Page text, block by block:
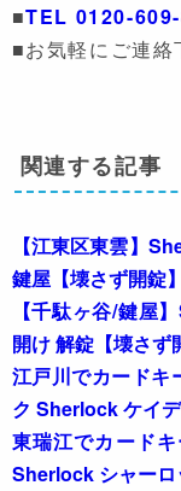
■TEL 0120-
■お気軽にご連絡
関連する記事
【江東区東雲】
鍵屋【壊さず開錠
【千駄ヶ谷/鍵屋
開け 解錠【壊さず
江戸川でカードキ
ク Sherlock ケイ
東瑞江でカード
Sherlock シャーロ